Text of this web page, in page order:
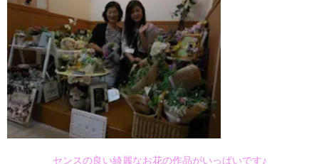
センスの良い綺麗なお花の作品がいっぱいです♪